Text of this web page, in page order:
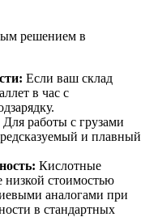
решением в
Если ваш склад
в час с
Для работы с грузами
и плавный
Кислотные
низкой стоимостью
аналогами при
в стандартных